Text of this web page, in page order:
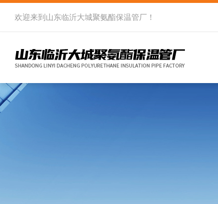
欢迎来到 山东临沂大城聚氨酯保温管厂 ！